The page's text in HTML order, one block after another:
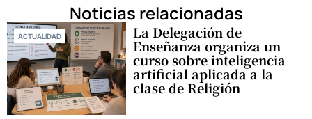
Noticias relacionadas
ACTUALIDAD La Delegación de
Enseñanza organiza un
curso sobre inteligencia
artificial aplicada a la
clase de Religión